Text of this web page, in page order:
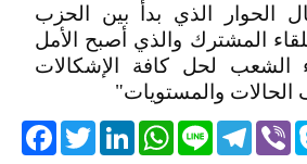
الحوار الذي بدأ بين الحزب
المشترك والذي أصبح الأمل
الشعب لحل كافة الإشكالات
الحالات والمستويات"
TwitterLinkedIn
WhatsApp Line
Telegram Viber